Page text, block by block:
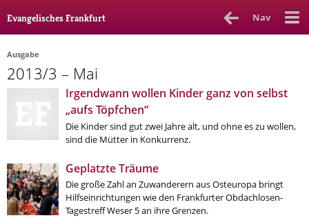
Evangelisches Frankfurt Nav
Rubrik Ausgabe
Bücher & Filme
Ethik
Gott & Glauben
Kultur
Ausgabe
2013/3 – Mai
Irgendwann wollen Kinder ganz von selbst
„aufs Töpfchen“
Die Kinder sind gut zwei Jahre alt, und ohne es zu wollen,
sind die Mütter in Konkurrenz.
Geplatzte Träume
Die große Zahl an Zuwanderern aus Osteuropa bringt
Hilfseinrichtungen wie den Frankfurter Obdachlosen-
Tagestreff Weser 5 an ihre Grenzen.